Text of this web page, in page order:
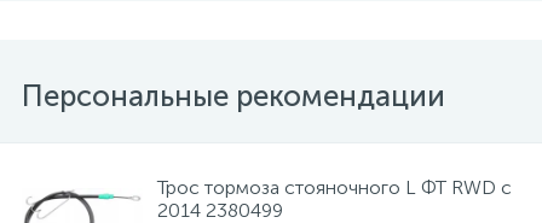
Персональные рекомендации
Трос тормоза стояночного L ФТ RWD с
2014 2380499